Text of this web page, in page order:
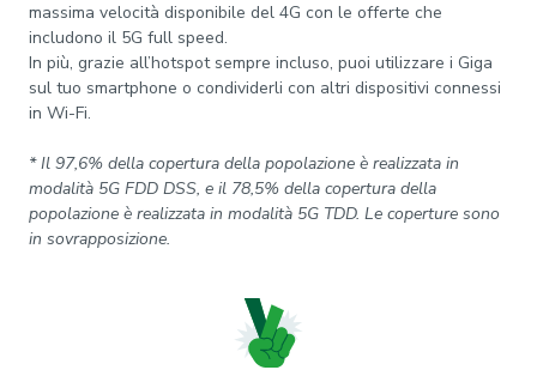
massima velocità disponibile del 4G con le offerte che
includono il 5G full speed.
In più, grazie all’hotspot sempre incluso, puoi utilizzare i Giga
sul tuo smartphone o condividerli con altri dispositivi connessi
in Wi-Fi.
* Il 97,6% della copertura della popolazione è realizzata in
modalità 5G FDD DSS, e il 78,5% della copertura della
popolazione è realizzata in modalità 5G TDD. Le coperture sono
in sovrapposizione.